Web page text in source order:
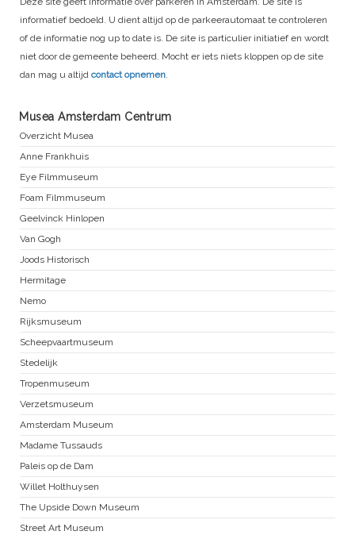
informatief bedoeld. U dient altijd op de parkeerautomaat te controleren
of de informatie nog up to date is. De site is particulier initiatief en wordt
niet door de gemeente beheerd. Mocht er iets niets kloppen op de site
dan mag u altijd contact opnemen.
Musea Amsterdam Centrum
Overzicht Musea
Anne Frankhuis
Eye Filmmuseum
Foam Filmmuseum
Geelvinck Hinlopen
Van Gogh
Joods Historisch
Hermitage
Nemo
Rijksmuseum
Scheepvaartmuseum
Stedelijk
Tropenmuseum
Verzetsmuseum
Amsterdam Museum
Madame Tussauds
Paleis op de Dam
Willet Holthuysen
The Upside Down Museum
Street Art Museum